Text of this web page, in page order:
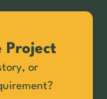
Project
or